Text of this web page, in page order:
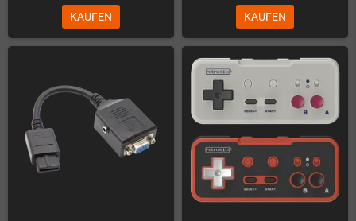
KAUFEN KAUFEN